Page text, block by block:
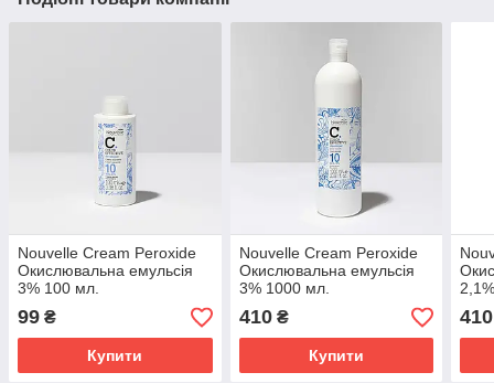
Nouvelle Cream Peroxide
Окислювальна емульсія
3% 100 мл.
99 ₴
Купити
Nouvelle Cream Peroxide
Окислювальна емульсія
3% 1000 мл.
410₴
Купити
410